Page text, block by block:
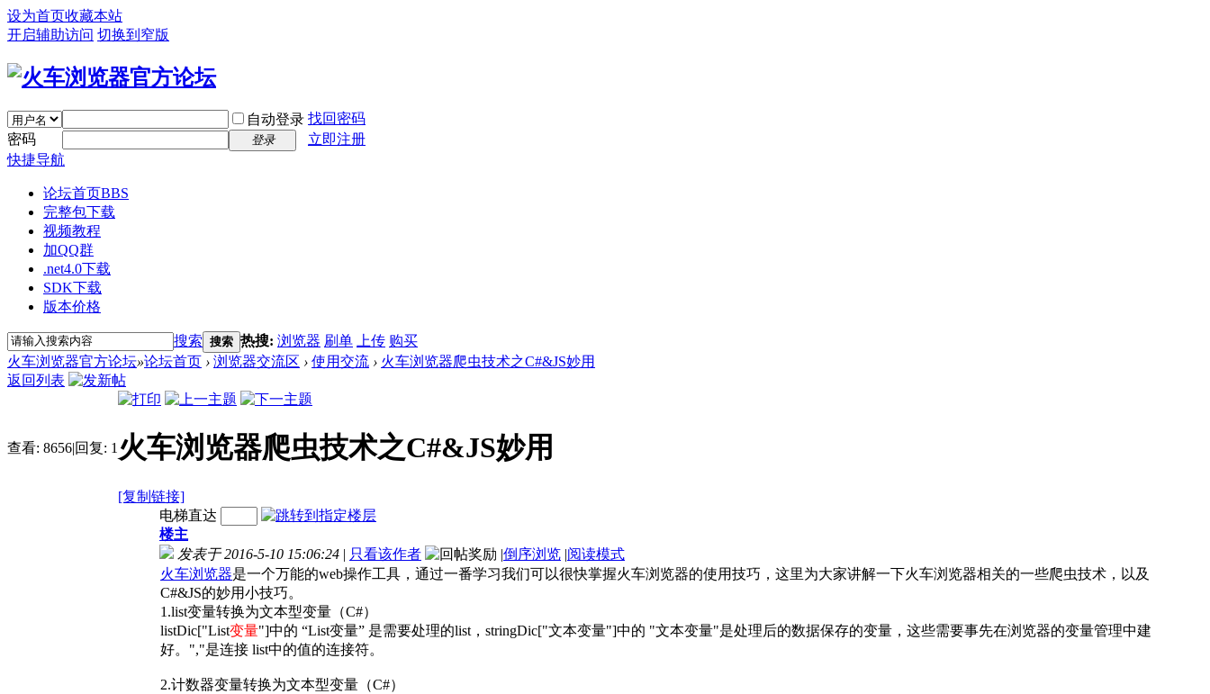
设为首页收藏本站
开启辅助访问 切换到窄版
自动登录 找回密码
密码
登录
立即注册
快捷导航
论坛首页BBS
完整包下载
视频教程
加QQ群
.net4.0下载
SDK下载
版本价格
搜索 搜索 热搜: 浏览器 刷单 上传 购买
火车浏览器官方论坛»论坛首页 › 浏览器交流区 › 使用交流 › 火车浏览器爬虫技术之C#&JS妙用
返回列表
查看: 8656|回复: 1 火车浏览器爬虫技术之C#&JS妙用
[复制链接]
电梯直达
楼主
发表于 2016-5-10 15:06:24 | 只看该作者 |倒序浏览 |阅读模式
火车浏览器是一个万能的web操作工具，通过一番学习我们可以很快掌握火车浏览器的使用技巧，这里为大家讲解一下火车浏览器相关的一些爬虫技术，以及
C#&JS的妙用小技巧。
1.list变量转换为文本型变量（C#）
listDic["List变量"]中的 “List变量” 是需要处理的list，stringDic["文本变量"]中的 "文本变量"是处理后的数据保存的变量，这些需要事先在浏览器的变量管理中建
好。","是连接 list中的值的连接符。
2.计数器变量转换为文本型变量（C#）